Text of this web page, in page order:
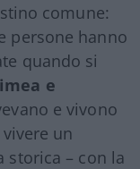
comune:
persone hanno
quando si
e
e vivono
un
storica – con la